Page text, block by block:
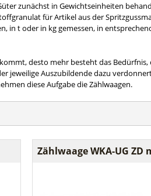
zunächst in Gewichtseinheiten
für Artikel aus der
in t oder in kg gemessen, in
desto mehr besteht das
jeweilige Auszubildende dazu
diese Aufgabe die Zählwaagen.
Zählwaage WKA-UG